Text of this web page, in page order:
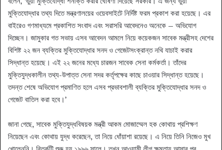
মুক্তিযোদ্ধার তথ্য দিতে মন্ত্রণালয়ের ওয়েবসাইটে নির্দিষ্ট ফরম প্রকাশ করা হয়েছে। এর
বাইরেও গণমাধ্যমে প্রকাশিত সংবাদ এবং সরাসরি আবেদনেও অনেকে – অভিযোগ
দিচ্ছেন। জামুকার গত সভায় এসব আবেদন আমলে নিয়ে কয়েকজন সাবেক মন্ত্রীসহ দেশের
বিশিষ্ট ২২ জন ব্যক্তির মুক্তিযোদ্ধার সনদ ও গেজেটসংক্রান্ত নথি যাচাই করার
সিদ্ধান্ত হয়েছে। এই ২২ জনের মধ্যে চারজন সাবেক সেনা কর্মকর্তা। তাঁদের
মুক্তিযুদ্ধকালীন তথ্য-উপাত্ত সেনা সদর কর্তৃপক্ষের কাছে চাওয়ার সিদ্ধান্ত হয়েছে।
তদন্ত শেষে অভিযোগ প্রমাণিত হলে এসব প্রভাবশালী ব্যক্তির মুক্তিযোদ্ধার সনদ ও
গেজেট বাতিল করা হবে।’
জানা গেছে, সাবেক মুক্তিযুদ্ধবিষয়ক মন্ত্রী আকম মোজাম্মেল হক কোথায় প্রশিক্ষণ
নিয়েছেন এবং কোথায় যুদ্ধ করেছেন, তা নিয়ে ধোঁয়াশা রয়েছে। এ নিয়ে তিনি নিজেও মুখ